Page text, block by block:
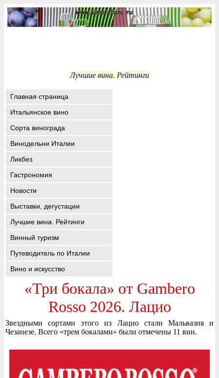
Лучшие вина. Рейтинги
Главная страница
Итальянское вино
Сорта винограда
Винодельни Италии
Ликбез
Гастрономия
Новости
Выставки, дегустации
Лучшие вина. Рейтинги
Винный туризм
Путеводитель по Италии
Вино и искусство
«Три бокала» от Gambero
Rosso 2026. Лацио
Звездными сортами этого из Лацио стали Мальвазия и
Чезанезе. Всего «трем бокалами» были отмечены 11 вин.